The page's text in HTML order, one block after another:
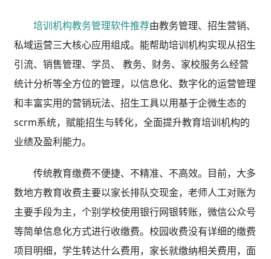
培训机构教务管理软件推荐由教务管理、招生营销、
私域运营三大核心应用组成。能帮助培训机构实现从招生
引流、销售管理、学员、 教务、财务、家校服务么经营
统计分析等全方位的管理，以信息化、数字化的运营管理
和丰富实用的营销玩法、招生工具以用基于企微生态的
scrm系统，赋能招生与转化，全面提升教育培训机构的
业绩及盈利能力。
传统教育缴费不便捷、不精准、不高效。目前，大多
数地方教育收费主要以家长排队交现金，老师人工对账为
主要手段为主，个别学校使用银行网银转账，微信公众号
等简单信息化方式进行收缴费。校园收费没有详细的缴费
项目明细，学生转达什么费用，家长就缴纳相关费用，面